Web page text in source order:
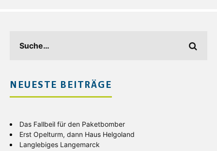
NEUESTE BEITRÄGE
Das Fallbeil für den Paketbomber
Erst Opelturm, dann Haus Helgoland
Langlebiges Langemarck